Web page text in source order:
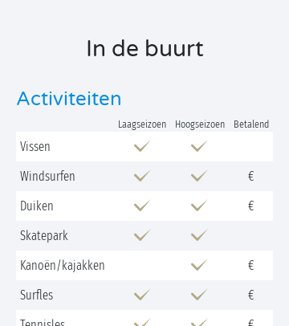
In de buurt
Activiteiten
Laagseizoen Hoogseizoen Betalend
Vissen
Windsurfen
€
Duiken
€
Skatepark
Kanoën/kajakken
€
Surfles
€